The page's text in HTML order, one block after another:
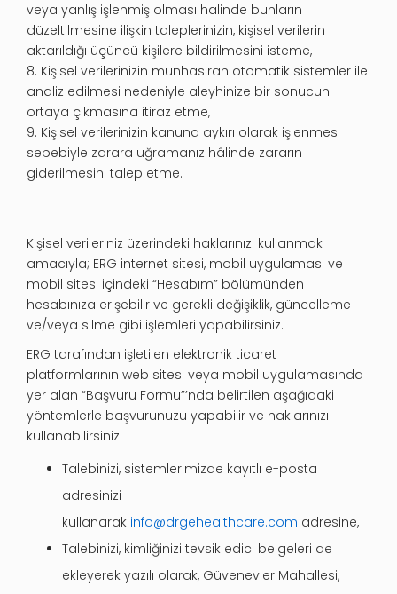
veya yanlış işlenmiş olması halinde bunların
düzeltilmesine ilişkin taleplerinizin, kişisel verilerin
aktarıldığı üçüncü kişilere bildirilmesini isteme,
8. Kişisel verilerinizin münhasıran otomatik sistemler ile
analiz edilmesi nedeniyle aleyhinize bir sonucun
ortaya çıkmasına itiraz etme,
9. Kişisel verilerinizin kanuna aykırı olarak işlenmesi
sebebiyle zarara uğramanız hâlinde zararın
giderilmesini talep etme.
Kişisel verileriniz üzerindeki haklarınızı kullanmak
amacıyla; ERG internet sitesi, mobil uygulaması ve
mobil sitesi içindeki “Hesabım” bölümünden
hesabınıza erişebilir ve gerekli değişiklik, güncelleme
ve/veya silme gibi işlemleri yapabilirsiniz.
ERG tarafından işletilen elektronik ticaret
platformlarının web sitesi veya mobil uygulamasında
yer alan “Başvuru Formu”’nda belirtilen aşağıdaki
yöntemlerle başvurunuzu yapabilir ve haklarınızı
kullanabilirsiniz.
Talebinizi, sistemlerimizde kayıtlı e-posta
adresinizi
kullanarak info@drgehealthcare.com adresine,
Talebinizi, kimliğinizi tevsik edici belgeleri de
ekleyerek yazılı olarak, Güvenevler Mahallesi,